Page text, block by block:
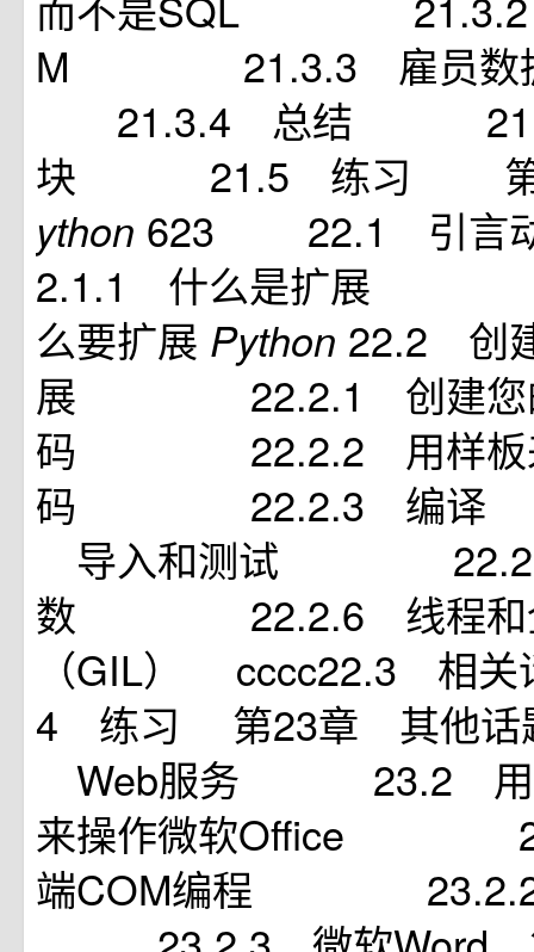
M 21.3.3 雇员数
21.3.4 总结
块 21.5 练习 第
ython 623 22.1 引
2.1.1 什么是扩展
么要扩展 Python 22.2 创
展 22.2.1 创建您的
码 22.2.2 用样板来
码 22.2.3 编
导入和测试
数 22.2.6 线程和全
（GIL） cccc22.3
4 练习 第23章 其
Web服务 23.2 用
来操作微软Office
端COM编程